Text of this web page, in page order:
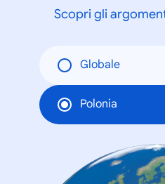
Scopri gli
Globale
Polonia